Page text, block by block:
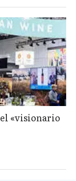
«visionario